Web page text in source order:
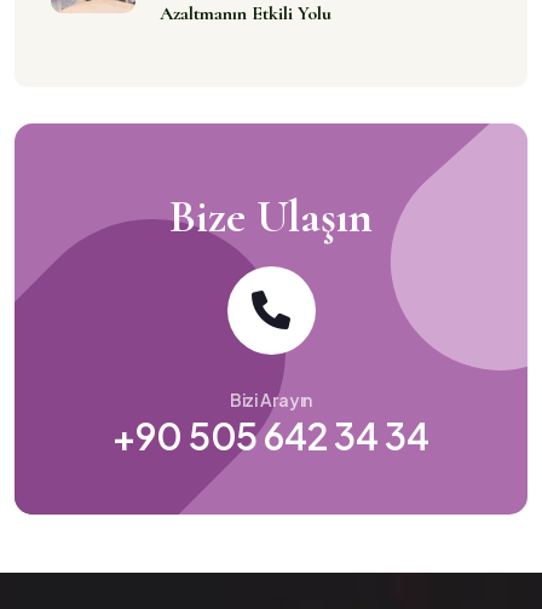
Azaltmanın Etkili Yolu
Bize Ulaşın
Bizi Arayın
+90 505 642 34 34